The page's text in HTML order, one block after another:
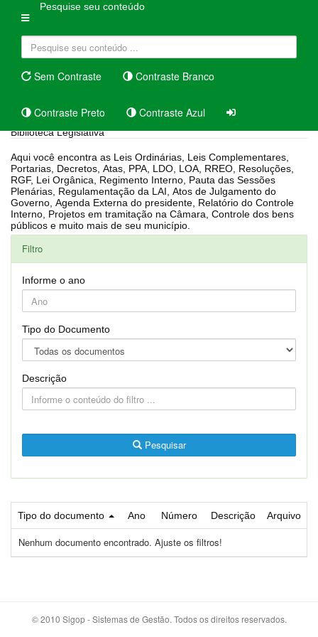
Pesquise seu conteúdo
Sem Contraste Contraste Branco
Contraste Preto Contraste Azul
Biblioteca Legislativa
Aqui você encontra as Leis Ordinárias, Leis Complementares,
Portarias, Decretos, Atas, PPA, LDO, LOA, RREO, Resoluções,
RGF, Lei Orgânica, Regimento Interno, Pauta das Sessões
Plenárias, Regulamentação da LAI, Atos de Julgamento do
Governo, Agenda Externa do presidente, Relatório do Controle
Interno, Projetos em tramitação na Câmara, Controle dos bens
públicos e muito mais de seu município.
Filtro
Informe o ano
Tipo do Documento
Descrição
Pesquisar
Tipo do documento Ano Número Descrição Arquivo
Nenhum documento encontrado. Ajuste os filtros!
© 2010 Sigop - Sistemas de Gestão. Todos os direitos reservados.